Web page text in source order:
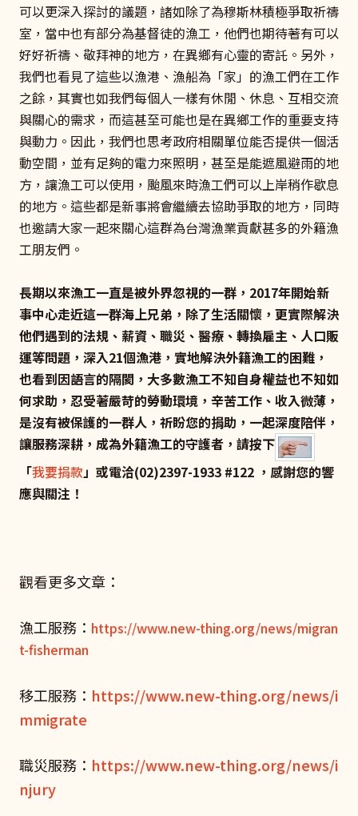
可以更深入探討的議題，諸如除了為穆斯林積極爭取祈禱
室，當中也有部分為基督徒的漁工，他們也期待著有可以
好好祈禱、敬拜神的地方，在異鄉有心靈的寄託。另外，
我們也看見了這些以漁港、漁船為「家」的漁工們在工作
之餘，其實也如我們每個人一樣有休閒、休息、互相交流
與關心的需求，而這甚至可能也是在異鄉工作的重要支持
與動力。因此，我們也思考政府相關單位能否提供一個活
動空間，並有足夠的電力來照明，甚至是能遮風避雨的地
方，讓漁工可以使用，颱風來時漁工們可以上岸稍作歇息
的地方。這些都是新事將會繼續去協助爭取的地方，同時
也邀請大家一起來關心這群為台灣漁業貢獻甚多的外籍漁
工朋友們。
長期以來漁工一直是被外界忽視的一群，2017年開始新
事中心走近這一群海上兄弟，除了生活關懷，更實際解決
他們遇到的法規、薪資、職災、醫療、轉換雇主、人口販
運等問題，深入21個漁港，實地解決外籍漁工的困難，
也看到因語言的隔閡，大多數漁工不知自身權益也不知如
何求助，忍受著嚴苛的勞動環境，辛苦工作、收入微薄，
是沒有被保護的一群人，祈盼您的捐助，一起深度陪伴，
讓服務深耕，成為外籍漁工的守護者，請按下
「我要捐款」或電洽(02)2397-1933 #122 ，感謝您的響
應與關注！
觀看更多文章：
漁工服務： https://www.new-thing.org/news/migran
t-fisherman
移工服務： https://www.new-thing.org/news/i
mmigrate
職災服務： https://www.new-thing.org/news/i
njury